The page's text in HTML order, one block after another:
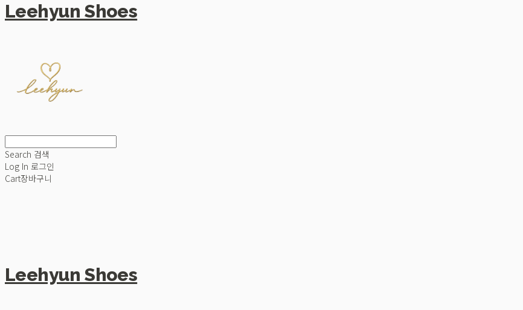
Leehyun Shoes
Search 검색
Log In 로그인
Cart장바구니
Leehyun Shoes